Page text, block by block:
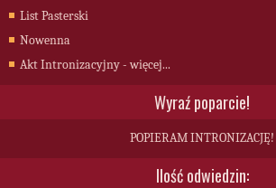
List Pasterski
Nowenna
Akt Intronizacyjny - więcej...
Wyraź poparcie!
POPIERAM INTRONIZACJĘ!
Ilość odwiedzin: